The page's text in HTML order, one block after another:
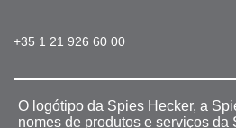
+35 1 21 926 60 00
O logótipo da Spies Hecker, a
nomes de produtos e serviços da